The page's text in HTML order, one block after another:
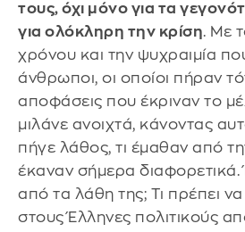
τους, όχι μόνο για τα
για ολόκληρη την κρίση. Με
χρόνου και την ψυχραιμία
άνθρωποι, οι οποίοι πήραν
αποφάσεις που έκριναν το
μιλάνε ανοιχτά, κάνοντας
πήγε λάθος, τι έμαθαν από
έκαναν σήμερα
από τα λάθη της; Τι πρέπει
στους Έλληνες πολιτικούς